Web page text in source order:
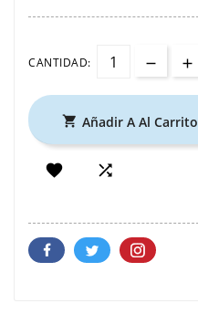
CANTIDAD:
 Añadir A Al Carrito
 